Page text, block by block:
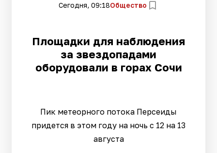
Сегодня, 09:18Общество
Площадки для наблюдения
за звездопадами
оборудовали в горах Сочи
Пик метеорного потока Персеиды
придется в этом году на ночь с 12 на 13
августа